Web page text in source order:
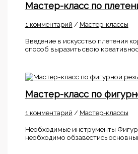
Мастер-класс по
1 комментарий / Мастер-классы
Введение в искусство плетения
способ выразить свою
Мастер-класс по
1 комментарий / Мастер-классы
Необходимые инструменты
необходимо обзавестись